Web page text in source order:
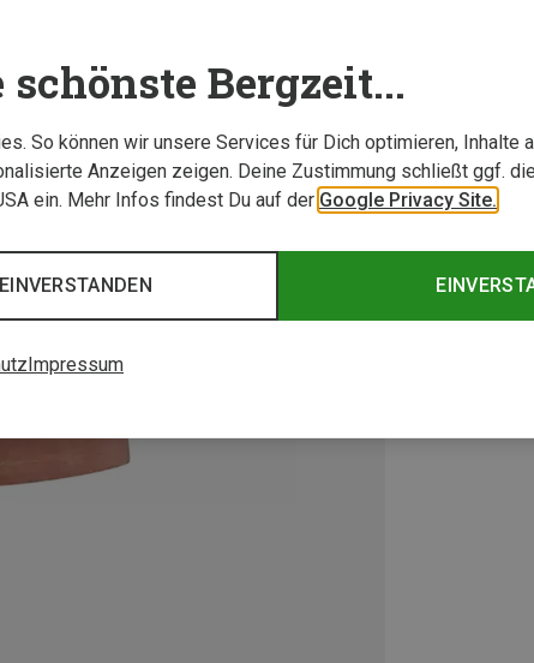
schönste Bergzeit...
So können wir unsere Services für Dich optimieren, Inhalte
Anzeigen zeigen. Deine Zustimmung schließt ggf.
ein. Mehr Infos findest Du auf der Google Privacy Site.
Impressum